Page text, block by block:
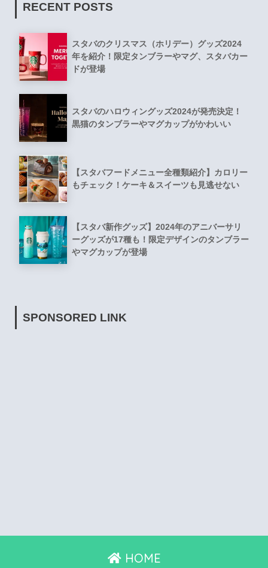
RECENT POSTS
スタバのクリスマス（ホリデー）グッズ2024
年を紹介！限定タンブラーやマグ、スタバカー
ドが登場
スタバのハロウィングッズ2024が発売決定！
黒猫のタンブラーやマグカップがかわいい
【スタバフードメニュー全種類紹介】カロリー
もチェック！ケーキ＆スイーツも見逃せない
【スタバ新作グッズ】2024年のアニバーサリ
ーグッズが17種も！限定デザインのタンブラー
やマグカップが登場
SPONSORED LINK
HOME